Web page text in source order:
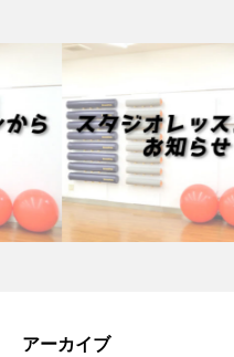
アーカイブ